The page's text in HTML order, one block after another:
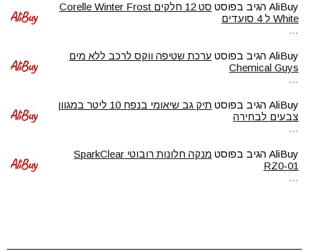
AliBuy הגיב בפוסט
סט 12 חלקים Corelle Winter Frost
White ל 4 סועדים
…
AliBuy הגיב בפוסט ערכת שטיפה ווקס לרכב ללא מים
Chemical Guys
…
AliBuy הגיב בפוסט
תיק גב שיאומי בנפח 10 ליטר במגוון
צבעים לבחירה
…
AliBuy הגיב בפוסט
מנקה חלונות רובוטי SparkClear
RZ0-01
…